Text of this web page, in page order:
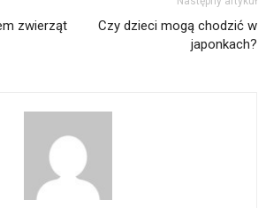
zwierząt
Czy dzieci mogą chodzić w
japonkach?